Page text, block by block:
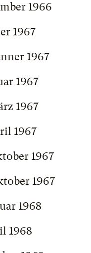
1966
1967
1967
1967
1967
1967
1967
1967
1968
1968